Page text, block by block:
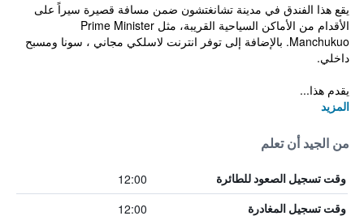
يقع هذا الفندق في مدينة تشانغتشون ضمن مسافة قصيرة سيراً على
الأقدام من الأماكن السياحية القريبة، مثل Prime Minister
Manchukuo. بالإضافة إلى توفر انترنت لاسلكي مجاني ، سونا ومسبح
داخلي.
يقدم هذا...
المزيد
من الجيد أن تعلم
وقت تسجيل الصعود للطائرة 12:00
وقت تسجيل المغادرة 12:00